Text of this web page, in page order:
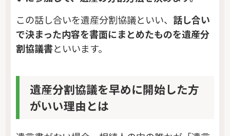
この話し合いを遺産分割協議といい、 話し合い
で決まった内容を書面にまとめたものを遺産分
割協議書といいます。
遺産分割協議を早めに開始した方
がいい理由とは